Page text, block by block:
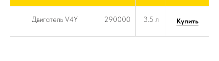
Двигатель V4Y 290000 3.5 л Купить